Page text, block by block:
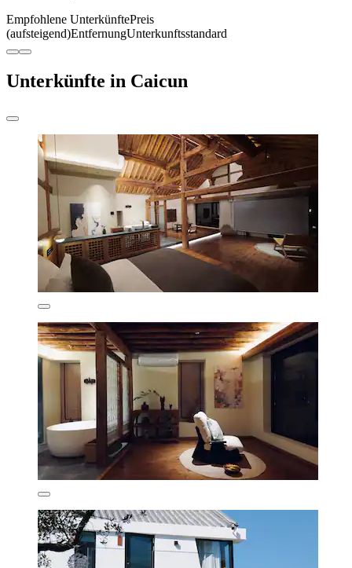
Empfohlene UnterkünftePreis
(aufsteigend)EntfernungUnterkunftsstandard
Unterkünfte in Caicun